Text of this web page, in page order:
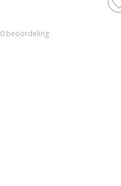
0 beoordeling